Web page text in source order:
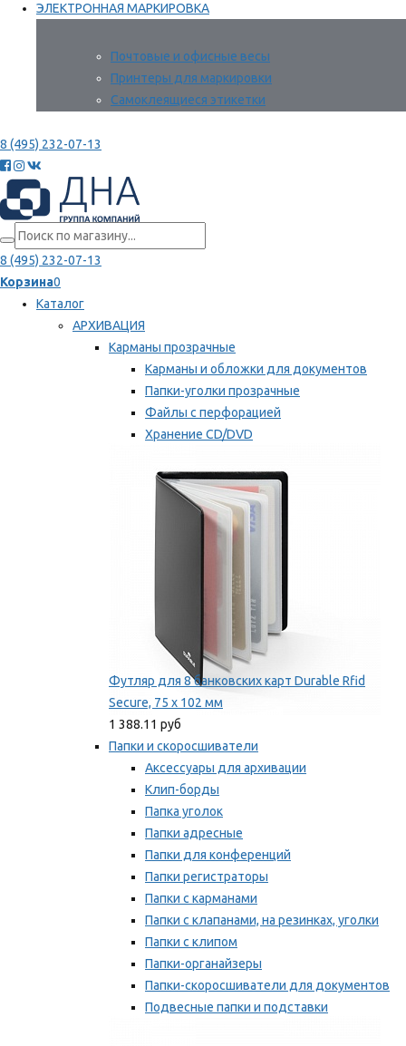
ЭЛЕКТРОННАЯ МАРКИРОВКА
Почтовые и офисные весы
Принтеры для маркировки
Самоклеящиеся этикетки
8 (495) 232-07-13
8 (495) 232-07-13
Корзина0
Каталог
АРХИВАЦИЯ
Карманы прозрачные
Карманы и обложки для документов
Папки-уголки прозрачные
Файлы с перфорацией
Хранение CD/DVD
Мы рекомендуем
Футляр для 8 банковских карт Durable Rfid
Secure, 75 х 102 мм
1 388.11 руб
Папки и скоросшиватели
Аксессуары для архивации
Клип-борды
Папка уголок
Папки адресные
Папки для конференций
Папки регистраторы
Папки с карманами
Папки с клапанами, на резинках, уголки
Папки с клипом
Папки-органайзеры
Папки-скоросшиватели для документов
Подвесные папки и подставки